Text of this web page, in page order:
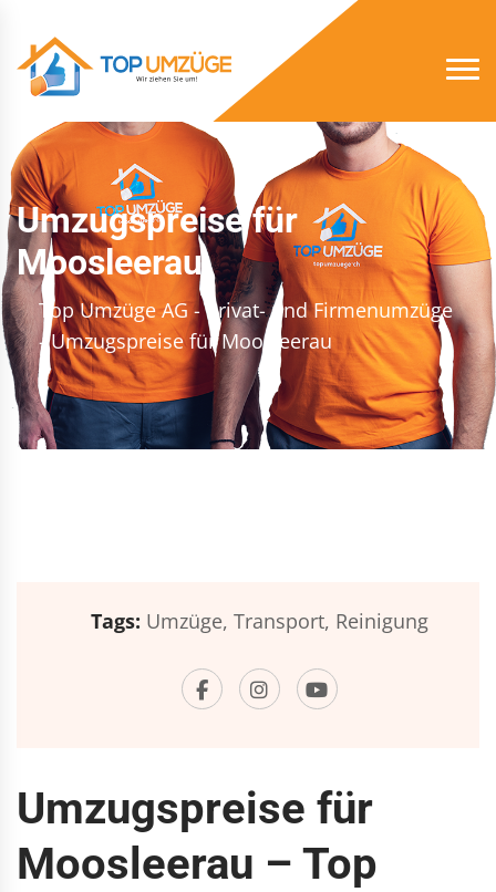
Umzugspreise für
Moosleerau
Top Umzüge AG - Privat- und Firmenumzüge
- Umzugspreise für Moosleerau
Tags: Umzüge, Transport, Reinigung
Umzugspreise für
Moosleerau – Top